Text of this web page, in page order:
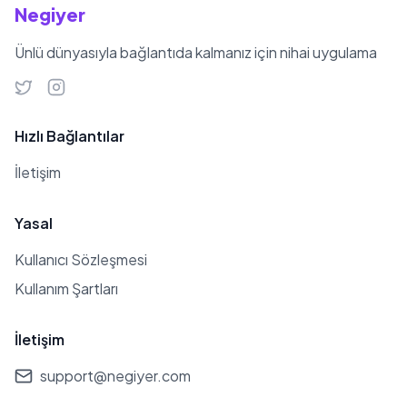
takımına 5 yıllığına geri geldi. 2013
yılında Fransa adına U20 Dünya
Kupası'na katılan Gine asıllı Fransız
Milli takım kariyerine 2008 yılında
devam etmiştir. Bu takımlarda çok
sayıda gol atarak takımın gözdesi ve
yılında 2014 Dünya Kupası Eleme
Grubunda Fransa ’nın Gürcistan ’ı
Negiyer
Ünlü dünyasıyla bağlantıda kalmanız için nihai uygulama
Hızlı Bağlantılar
İletişim
Yasal
Kullanıcı Sözleşmesi
Kullanım Şartları
İletişim
support@negiyer.com